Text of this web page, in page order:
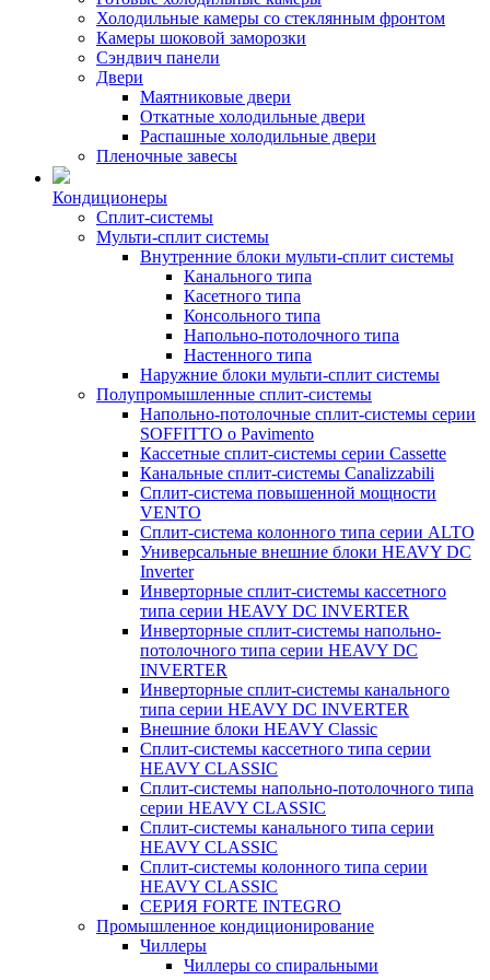
Холодильные камеры со стеклянным фронтом
Камеры шоковой заморозки
Сэндвич панели
Двери
Маятниковые двери
Откатные холодильные двери
Распашные холодильные двери
Пленочные завесы
Кондиционеры
Сплит-системы
Мульти-сплит системы
Внутренние блоки мульти-сплит системы
Канального типа
Касетного типа
Консольного типа
Напольно-потолочного типа
Настенного типа
Наружние блоки мульти-сплит системы
Полупромышленные сплит-системы
Напольно-потолочные сплит-системы серии
SOFFITTO o Pavimento
Кассетные сплит-системы серии Cassette
Канальные сплит-системы Canalizzabili
Сплит-система повышенной мощности
VENTO
Сплит-система колонного типа серии ALTO
Универсальные внешние блоки HEAVY DC
Inverter
Инверторные сплит-системы кассетного
типа серии HEAVY DC INVERTER
Инверторные сплит-системы напольно-
потолочного типа серии HEAVY DC
INVERTER
Инверторные сплит-системы канального
типа серии HEAVY DC INVERTER
Внешние блоки HEAVY Classic
Сплит-системы кассетного типа серии
HEAVY CLASSIC
Сплит-системы напольно-потолочного типа
серии HEAVY CLASSIC
Сплит-системы канального типа серии
HEAVY CLASSIC
Сплит-системы колонного типа серии
HEAVY CLASSIC
СЕРИЯ FORTE INTEGRO
Промышленное кондиционирование
Чиллеры
Чиллеры со спиральными